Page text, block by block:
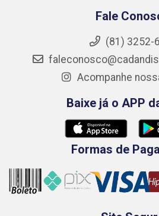
Fale
(81) 3252-
Acompanhe
Baixe já o APP
Formas de